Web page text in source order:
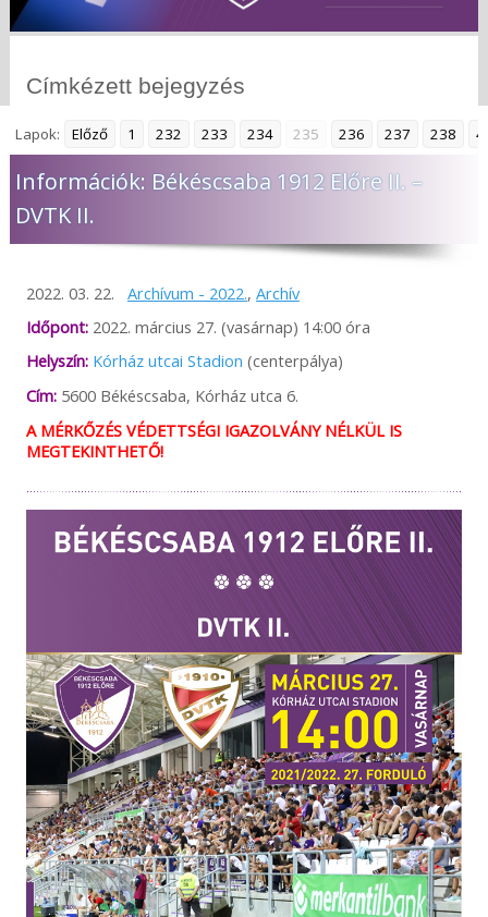
Címkézett bejegyzés
Lapok: Előző 1 232 233 234 235 236 237 238
Információk: Békéscsaba 1912 Előre II. –
DVTK II.
2022. 03. 22. Archívum - 2022., Archív
Időpont: 2022. március 27. (vasárnap) 14:00 óra
Helyszín: Kórház utcai Stadion (centerpálya)
Cím:5600 Békéscsaba, Kórház utca 6.
A MÉRKŐZÉS VÉDETTSÉGI IGAZOLVÁNY NÉLKÜL IS
MEGTEKINTHETŐ!